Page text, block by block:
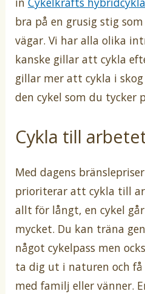
bra på en grusig stig
vägar. Vi har alla olika
kanske gillar att cykla
gillar mer att cykla i
den cykel som du tycker
Cykla till
Med dagens
prioriterar att cykla till
allt för långt, en cykel
mycket. Du kan träna
något cykelpass men
ta dig ut i naturen och få
med familj eller vänner.